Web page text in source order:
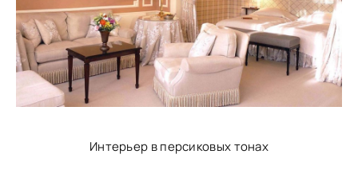
Интерьер в персиковых тонах